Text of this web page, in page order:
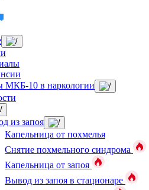
МКБ-10 в наркологии
из запоя
Капельница от похмелья
Снятие похмельного синдрома
Капельница от запоя
Вывод из запоя в стационаре